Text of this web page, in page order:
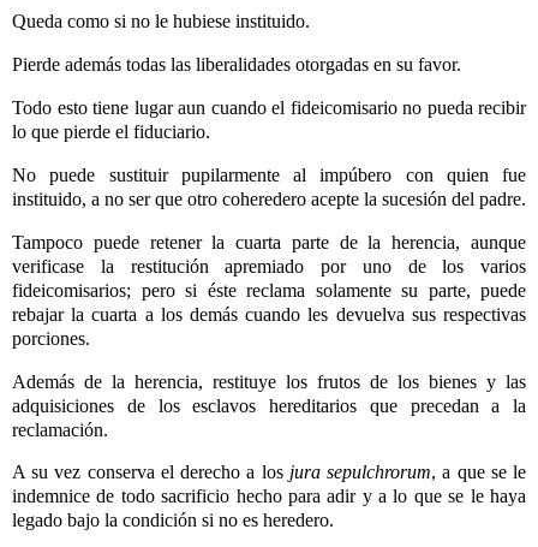
Queda como si no le hubiese instituido.
Pierde además todas las liberalidades otorgadas en su favor.
Todo esto tiene lugar aun cuando el fideicomisario no pueda recibir
lo que pierde el fiduciario.
No puede sustituir pupilarmente al impúbero con quien fue
instituido, a no ser que otro coheredero acepte la sucesión del padre.
Tampoco puede retener la cuarta parte de la herencia, aunque
verificase la restitución apremiado por uno de los varios
fideicomisarios; pero si éste reclama solamente su parte, puede
rebajar la cuarta a los demás cuando les devuelva sus respectivas
porciones.
Además de la herencia, restituye los frutos de los bienes y las
adquisiciones de los esclavos hereditarios que precedan a la
reclamación.
A su vez conserva el derecho a los jura sepulchrorum, a que se le
indemnice de todo sacrificio hecho para adir y a lo que se le haya
legado bajo la condición si no es heredero.